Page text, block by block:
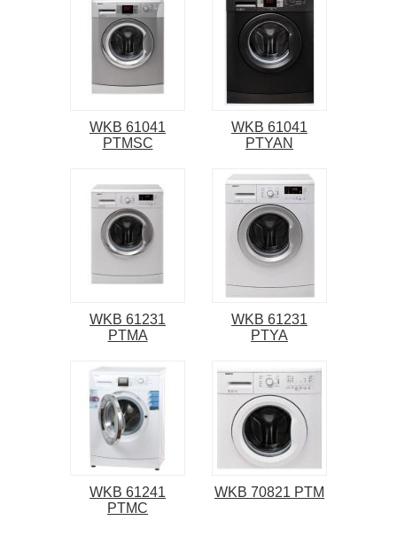
WKB 61041
PTMSC
WKB 61041
PTYAN
WKB 61231
PTMA
WKB 61231
PTYA
WKB 61241
PTMC
WKB 70821 PTM